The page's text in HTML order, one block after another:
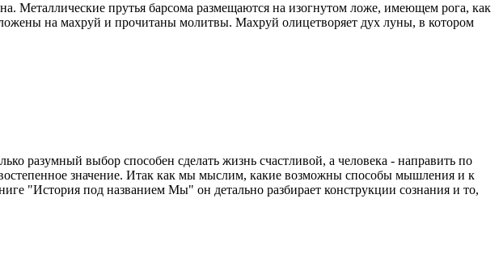
Металлические прутья барсома размещаются на изогнутом ложе, имеющем рога, как
на махруй и прочитаны молитвы. Махруй олицетворяет дух луны, в котором
разумный выбор способен сделать жизнь счастливой, а человека - направить по
значение. Итак как мы мыслим, какие возможны способы мышления и к
"История под названием Мы" он детально разбирает конструкции сознания и то,